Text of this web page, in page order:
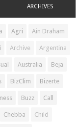
ARCHIVES
Agri Ain Draham
Archive Argentina
Australia Beja
BizClim Bizerte
Buzz Call
Chebba Child